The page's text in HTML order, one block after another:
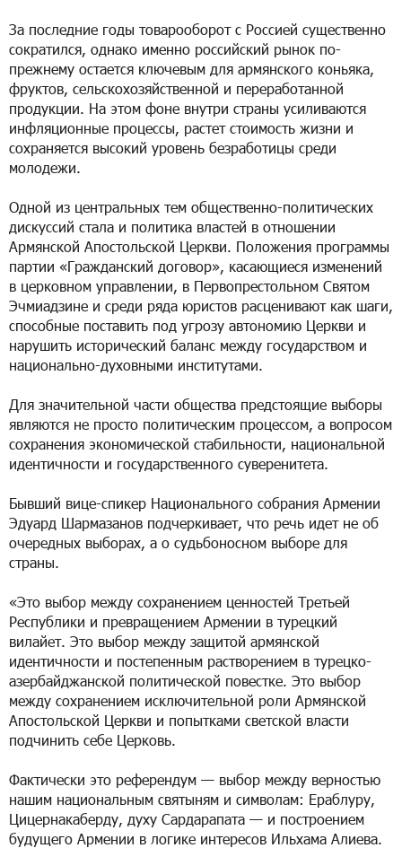
За последние годы товарооборот с Россией существенно
сократился, однако именно российский рынок по-
прежнему остается ключевым для армянского коньяка,
фруктов, сельскохозяйственной и переработанной
продукции. На этом фоне внутри страны усиливаются
инфляционные процессы, растет стоимость жизни и
сохраняется высокий уровень безработицы среди
молодежи.
Одной из центральных тем общественно-политических
дискуссий стала и политика властей в отношении
Армянской Апостольской Церкви. Положения программы
партии «Гражданский договор», касающиеся изменений
в церковном управлении, в Первопрестольном Святом
Эчмиадзине и среди ряда юристов расценивают как шаги,
способные поставить под угрозу автономию Церкви и
нарушить исторический баланс между государством и
национально-духовными институтами.
Для значительной части общества предстоящие выборы
являются не просто политическим процессом, а вопросом
сохранения экономической стабильности, национальной
идентичности и государственного суверенитета.
Бывший вице-спикер Национального собрания Армении
Эдуард Шармазанов подчеркивает, что речь идет не об
очередных выборах, а о судьбоносном выборе для
страны.
«Это выбор между сохранением ценностей Третьей
Республики и превращением Армении в турецкий
вилайет. Это выбор между защитой армянской
идентичности и постепенным растворением в турецко-
азербайджанской политической повестке. Это выбор
между сохранением исключительной роли Армянской
Апостольской Церкви и попытками светской власти
подчинить себе Церковь.
Фактически это референдум — выбор между верностью
нашим национальным святыням и символам: Ераблуру,
Цицернакаберду, духу Сардарапата — и построением
будущего Армении в логике интересов Ильхама Алиева.